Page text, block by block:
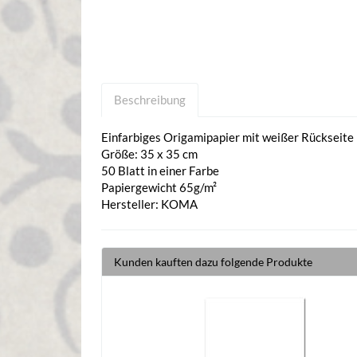
Beschreibung
Einfarbiges Origamipapier mit weißer Rückseite
Größe: 35 x 35 cm
50 Blatt in einer Farbe
Papiergewicht 65g/m²
Hersteller: KOMA
Kunden kauften dazu folgende Produkte